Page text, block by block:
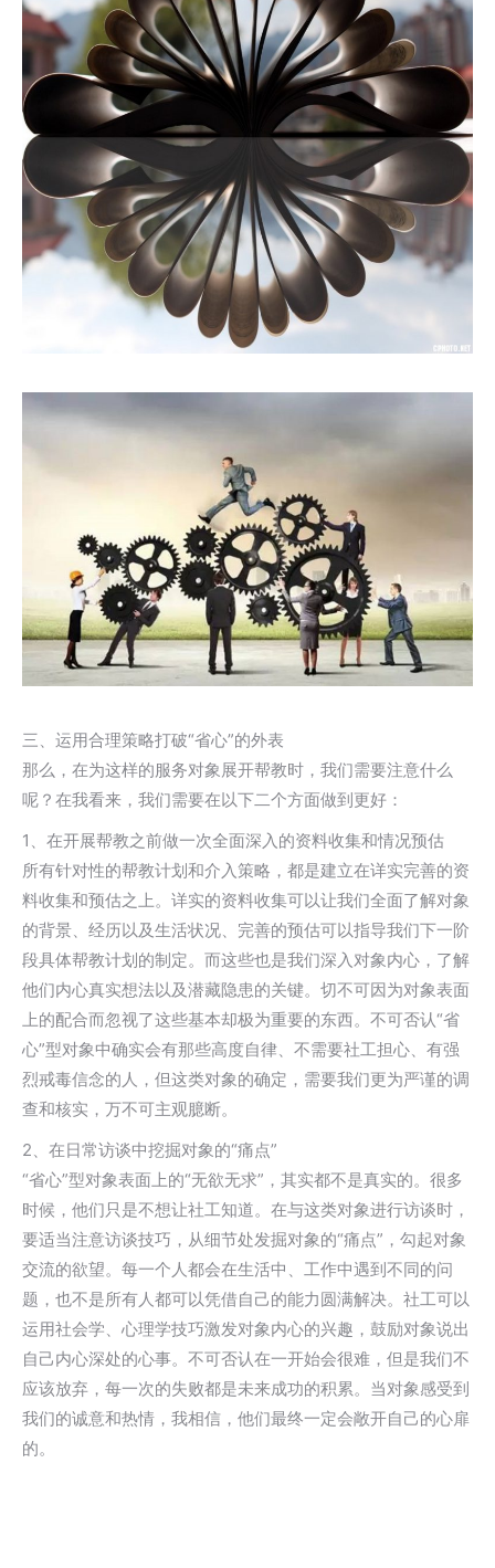
三、运用合理策略打破“省心”的外表
那么，在为这样的服务对象展开帮教时，我们需要注意什么
呢？在我看来，我们需要在以下二个方面做到更好：
1、在开展帮教之前做一次全面深入的资料收集和情况预估
所有针对性的帮教计划和介入策略，都是建立在详实完善的资
料收集和预估之上。详实的资料收集可以让我们全面了解对象
的背景、经历以及生活状况、完善的预估可以指导我们下一阶
段具体帮教计划的制定。而这些也是我们深入对象内心，了解
他们内心真实想法以及潜藏隐患的关键。切不可因为对象表面
上的配合而忽视了这些基本却极为重要的东西。不可否认“省
心”型对象中确实会有那些高度自律、不需要社工担心、有强
烈戒毒信念的人，但这类对象的确定，需要我们更为严谨的调
查和核实，万不可主观臆断。
2、在日常访谈中挖掘对象的“痛点”
“省心”型对象表面上的“无欲无求”，其实都不是真实的。很多
时候，他们只是不想让社工知道。在与这类对象进行访谈时，
要适当注意访谈技巧，从细节处发掘对象的“痛点”，勾起对象
交流的欲望。每一个人都会在生活中、工作中遇到不同的问
题，也不是所有人都可以凭借自己的能力圆满解决。社工可以
运用社会学、心理学技巧激发对象内心的兴趣，鼓励对象说出
自己内心深处的心事。不可否认在一开始会很难，但是我们不
应该放弃，每一次的失败都是未来成功的积累。当对象感受到
我们的诚意和热情，我相信，他们最终一定会敞开自己的心扉
的。